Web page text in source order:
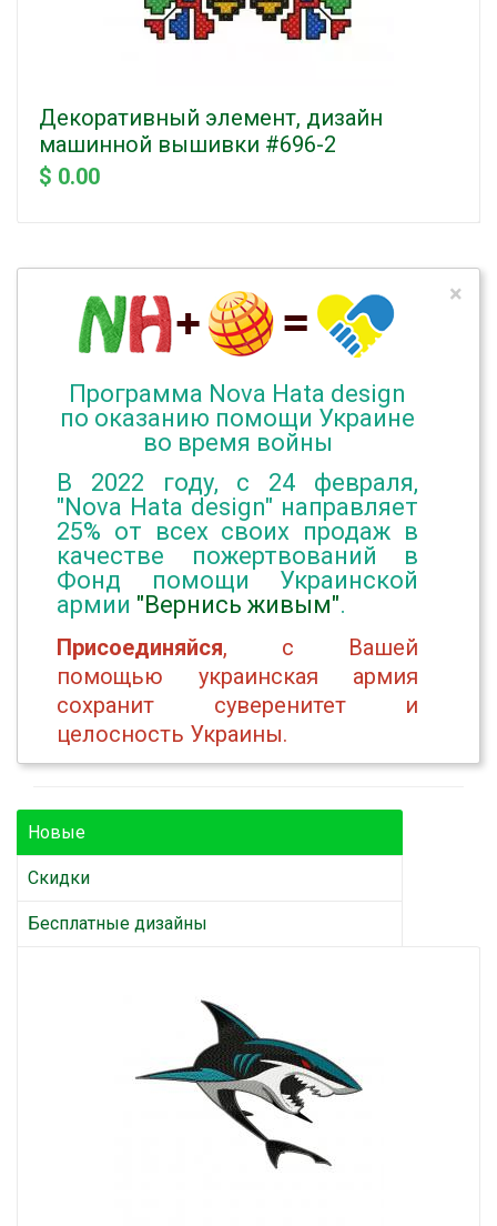
Декоративный элемент, дизайн
машинной вышивки #696-2
$ 0.00
Программа Nova Hata design
по оказанию помощи Украине
во время войны
В 2022 году, с 24 февраля,
"Nova Hata design" направляет
25% от всех своих продаж в
качестве пожертвований в
Фонд помощи Украинской
армии "Вернись живым".
Присоединяйся, с Вашей
помощью украинская армия
сохранит суверенитет и
целосность Украины.
×
Новые
Скидки
Бесплатные дизайны